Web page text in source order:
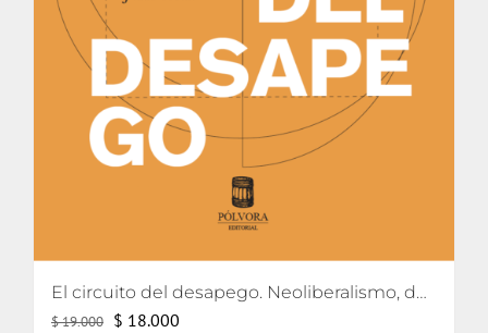
El circuito del desapego. Neoliberalismo, democratización y lazo social
$19.000 El
$ 18.000